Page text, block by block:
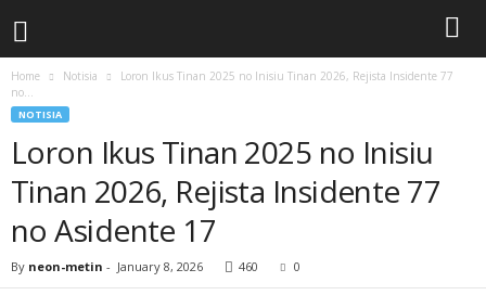
Home Notisia
Loron Ikus Tinan 2025 no Inisiu Tinan 2026, Rejista Insidente 77
no...
NOTISIA
Loron Ikus Tinan 2025 no Inisiu
Tinan 2026, Rejista Insidente 77
no Asidente 17
By neon-metin - January 8, 2026 460 0